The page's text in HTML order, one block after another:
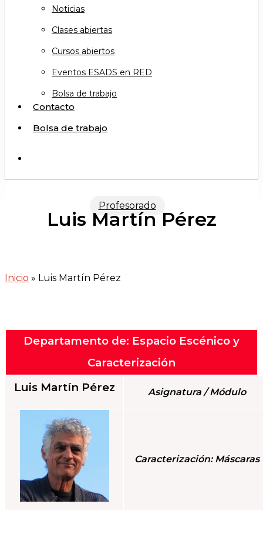
Noticias
Clases abiertas
Cursos abiertos
Eventos ESADS en RED
Bolsa de trabajo
Contacto
Bolsa de trabajo
Profesorado
Luis Martín Pérez
Inicio » Luis Martín Pérez
Departamento de: Espacio Escénico y
Caracterización
Luis Martín Pérez
Asignatura / Módulo
Caracterización: Máscaras